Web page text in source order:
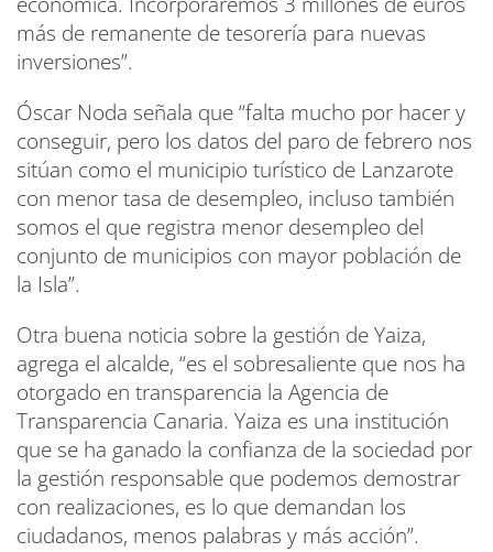
más de remanente de tesorería para nuevas
inversiones”.
Óscar Noda señala que “falta mucho por hacer y
conseguir, pero los datos del paro de febrero nos
sitúan como el municipio turístico de Lanzarote
con menor tasa de desempleo, incluso también
somos el que registra menor desempleo del
conjunto de municipios con mayor población de
la Isla”.
Otra buena noticia sobre la gestión de Yaiza,
agrega el alcalde, “es el sobresaliente que nos ha
otorgado en transparencia la Agencia de
Transparencia Canaria. Yaiza es una institución
que se ha ganado la confianza de la sociedad por
la gestión responsable que podemos demostrar
con realizaciones, es lo que demandan los
ciudadanos, menos palabras y más acción”.